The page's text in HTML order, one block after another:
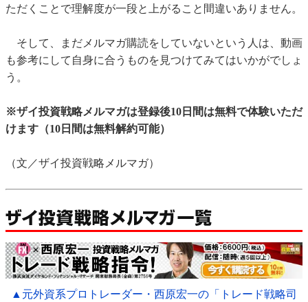
ただくことで理解度が一段と上がること間違いありません。
そして、まだメルマガ購読をしていないという人は、動画
も参考にして自身に合うものを見つけてみてはいかがでしょ
う。
※ザイ投資戦略メルマガは登録後10日間は無料で体験いただ
けます（10日間は無料解約可能）
（文／ザイ投資戦略メルマガ）
▲元外資系プロトレーダー・西原宏一の「トレード戦略司